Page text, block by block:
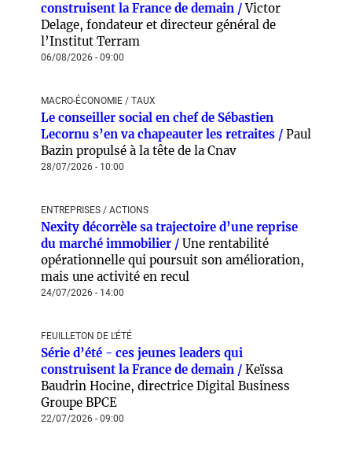
construisent la France de demain /Victor
Delage, fondateur et directeur général de
l’Institut Terram
06/08/2026 - 09:00
MACRO-ÉCONOMIE / TAUX
Le conseiller social en chef de Sébastien
Lecornu s’en va chapeauter les retraites / Paul
Bazin propulsé à la tête de la Cnav
28/07/2026 - 10:00
ENTREPRISES / ACTIONS
Nexity décorrèle sa trajectoire d’une reprise
du marché immobilier / Une rentabilité
opérationnelle qui poursuit son amélioration,
mais une activité en recul
24/07/2026 - 14:00
FEUILLETON DE L'ÉTÉ
Série d’été - ces jeunes leaders qui
construisent la France de demain / Keïssa
Baudrin Hocine, directrice Digital Business
Groupe BPCE
22/07/2026 - 09:00